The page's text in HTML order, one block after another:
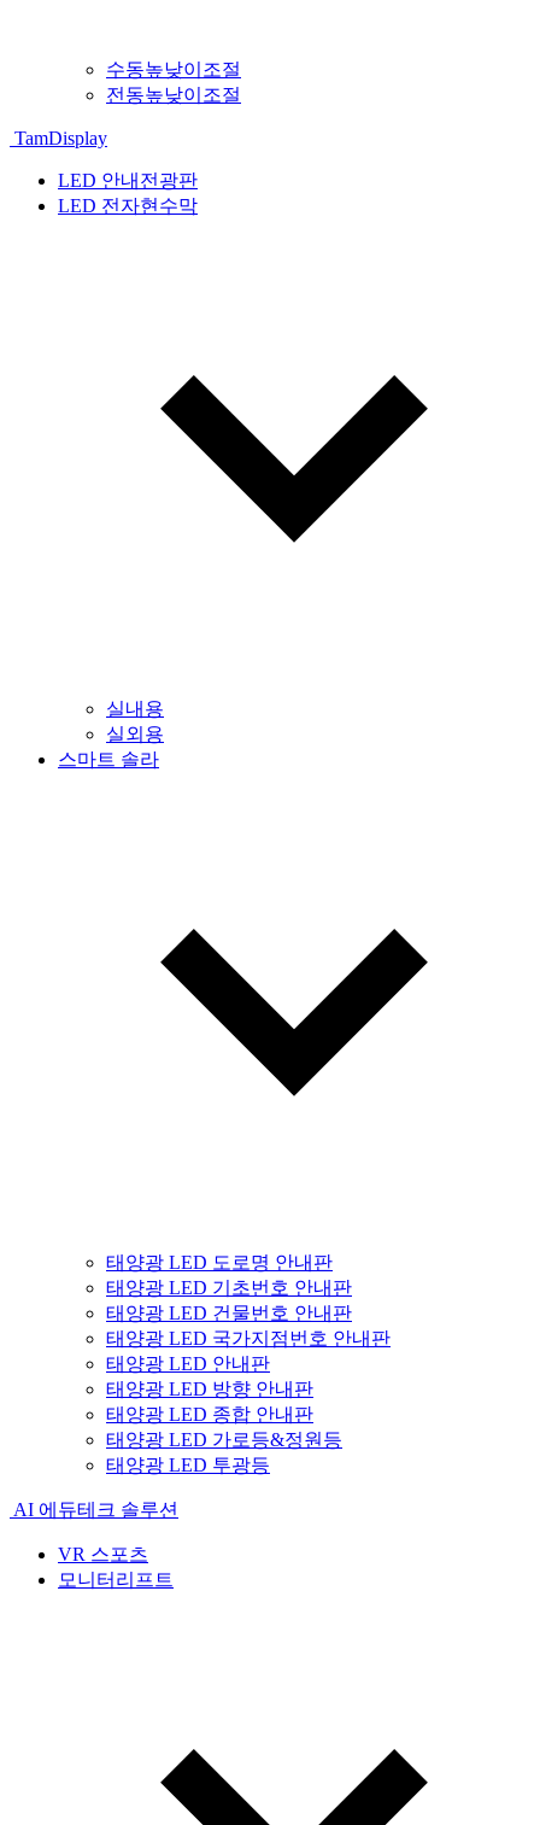
수동높낮이조절
전동높낮이조절
TamDisplay
LED 안내전광판
LED 전자현수막
실내용
실외용
스마트 솔라
태양광 LED 도로명 안내판
태양광 LED 기초번호 안내판
태양광 LED 건물번호 안내판
태양광 LED 국가지점번호 안내판
태양광 LED 안내판
태양광 LED 방향 안내판
태양광 LED 종합 안내판
태양광 LED 가로등&정원등
태양광 LED 투광등
AI 에듀테크 솔루션
VR 스포츠
모니터리프트